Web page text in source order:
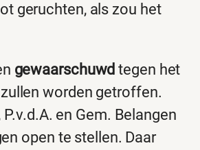
geruchten, als zou het
gewaarschuwdtegen het
worden getroffen.
en Gem. Belangen
open te stellen. Daar